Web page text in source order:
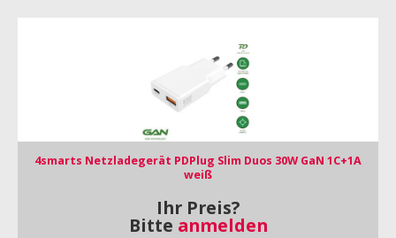
4smarts Netzladegerät PDPlug Slim Duos 30W GaN 1C+1A
weiß
Ihr Preis?
Bitte anmelden